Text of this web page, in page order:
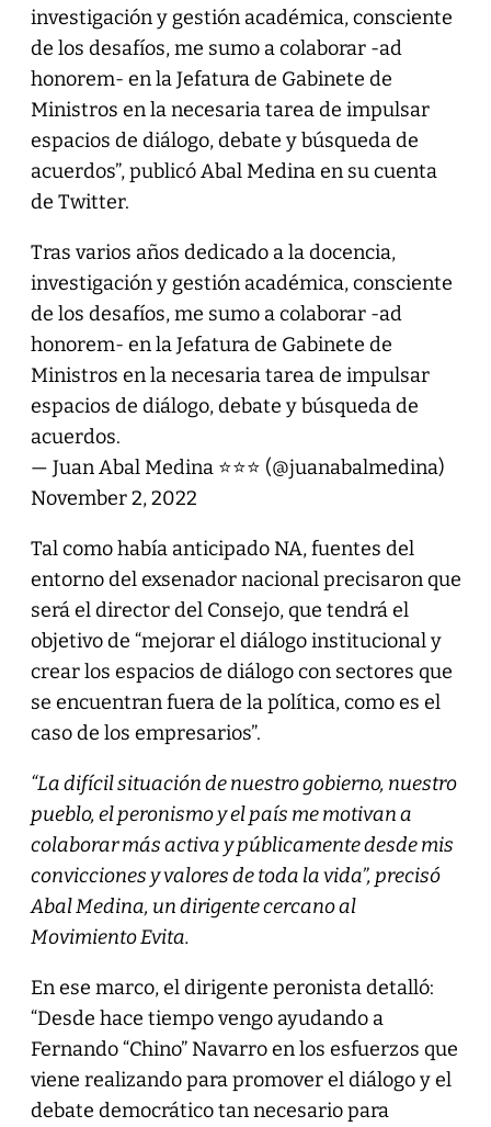
investigación y gestión académica, consciente
de los desafíos, me sumo a colaborar -ad
honorem- en la Jefatura de Gabinete de
Ministros en la necesaria tarea de impulsar
espacios de diálogo, debate y búsqueda de
acuerdos”, publicó Abal Medina en su cuenta
de Twitter.
Tras varios años dedicado a la docencia,
investigación y gestión académica, consciente
de los desafíos, me sumo a colaborar -ad
honorem- en la Jefatura de Gabinete de
Ministros en la necesaria tarea de impulsar
espacios de diálogo, debate y búsqueda de
acuerdos.
— Juan Abal Medina ⭐️⭐️⭐️ (@juanabalmedina)
November 2, 2022
Tal como había anticipado NA, fuentes del
entorno del exsenador nacional precisaron que
será el director del Consejo, que tendrá el
objetivo de “mejorar el diálogo institucional y
crear los espacios de diálogo con sectores que
se encuentran fuera de la política, como es el
caso de los empresarios”.
“La difícil situación de nuestro gobierno, nuestro
pueblo, el peronismo y el país me motivan a
colaborar más activa y públicamente desde mis
convicciones y valores de toda la vida”, precisó
Abal Medina, un dirigente cercano al
Movimiento Evita.
En ese marco, el dirigente peronista detalló:
“Desde hace tiempo vengo ayudando a
Fernando “Chino” Navarro en los esfuerzos que
viene realizando para promover el diálogo y el
debate democrático tan necesario para